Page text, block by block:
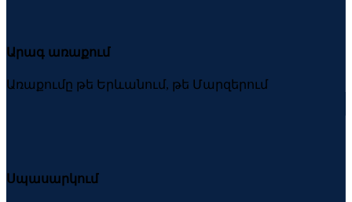
Արագ առաքում
Առաքումը թե Երևանում, թե Մարզերում
Սպասարկում